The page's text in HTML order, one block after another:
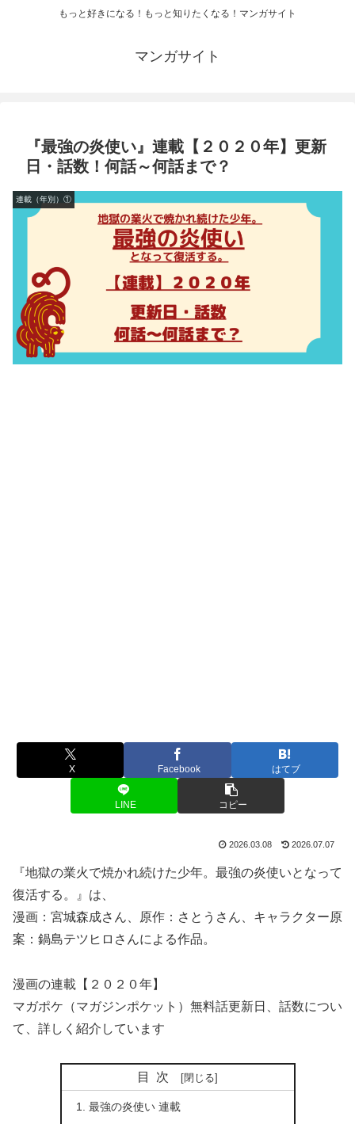
もっと好きになる！もっと知りたくなる！マンガサイト
マンガサイト
『最強の炎使い』連載【２０２０年】更新
日・話数！何話～何話まで？
連載（年別）①
X Facebook はてブ
LINE コピー
2026.03.08 2026.07.07
『地獄の業火で焼かれ続けた少年。最強の炎使いとなって
復活する。』は、
漫画：宮城森成さん、原作：さとうさん、キャラクター原
案：鍋島テツヒロさんによる作品。
漫画の連載【２０２０年】
マガポケ（マガジンポケット）無料話更新日、話数につい
て、詳しく紹介しています
目次
最強の炎使い 連載